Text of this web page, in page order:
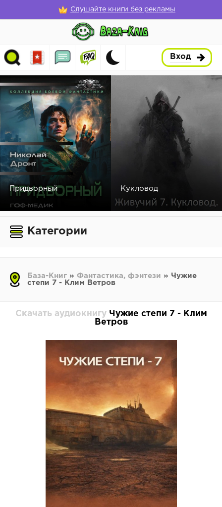
Слушайте книги без рекламы
Вход
Придворный Кукловод
Категории
База-Книг » Фантастика, фэнтези » Чужие
степи 7 - Клим Ветров
Скачать аудиокнигу Чужие степи 7 - Клим
Ветров